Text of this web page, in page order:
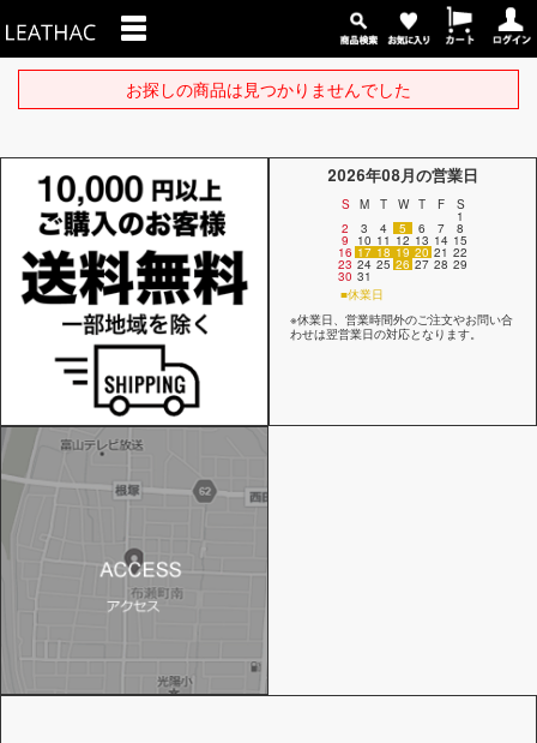
お探しの商品は見つかりませんでした
2026年08月の営業日
S M T W T F S
1
2 3 4 5 6 7 8
9 10 11 12 13 14 15
16 17 18 19 20 21 22
23 24 25 26 27 28 29
30 31
■休業日
※休業日、営業時間外のご注文やお問い合
わせは翌営業日の対応となります。